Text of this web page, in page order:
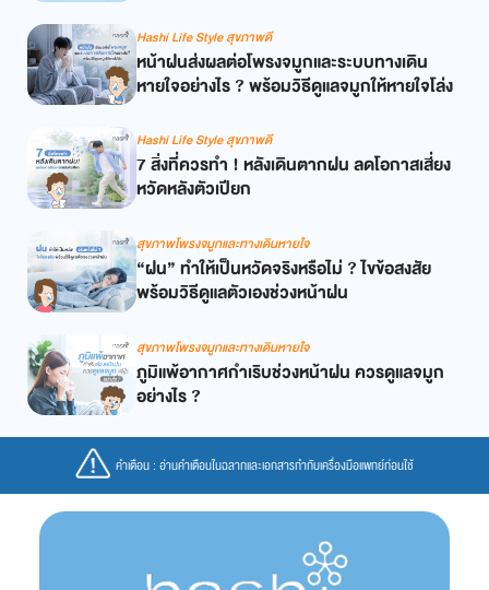
Hashi Life Style สุขภาพดี
หน้าฝนส่งผลต่อโพรงจมูกและระบบทางเดิน
หายใจอย่างไร ? พร้อมวิธีดูแลจมูกให้หายใจโล่ง
Hashi Life Style สุขภาพดี
7 สิ่งที่ควรทำ ! หลังเดินตากฝน ลดโอกาสเสี่ยง
หวัดหลังตัวเปียก
สุขภาพโพรงจมูกและทางเดินหายใจ
“ฝน” ทำให้เป็นหวัดจริงหรือไม่ ? ไขข้อสงสัย
พร้อมวิธีดูแลตัวเองช่วงหน้าฝน
สุขภาพโพรงจมูกและทางเดินหายใจ
ภูมิแพ้อากาศกำเริบช่วงหน้าฝน ควรดูแลจมูก
อย่างไร ?
คำเตือน : อ่านคำเตือนในฉลากและเอกสารกำกับเครื่องมือแพทย์ก่อนใช้